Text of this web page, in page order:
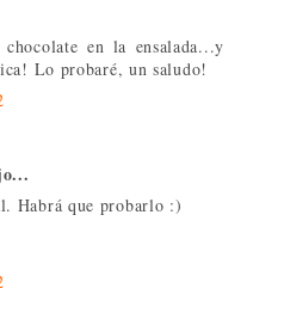
en la ensalada...y
Lo probaré, un saludo!
Habrá que probarlo :)